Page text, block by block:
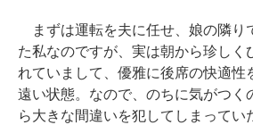
まずは運転を夫に任せ、娘の隣り
た私なのですが、実は朝から珍しく
れていまして、優雅に後席の快適性
遠い状態。なので、のちに気がつく
ら大きな間違いを犯してしまってい